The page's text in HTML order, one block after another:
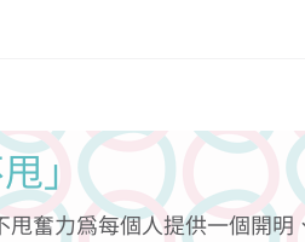
」
甩奮力為每個人提供一個開明